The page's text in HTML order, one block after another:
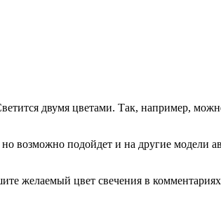
двумя цветами. Так, например,
возможно подойдет и на другие
желаемый цвет свечения в комментариях